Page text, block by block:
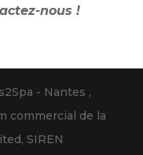
nous !
- Nantes ,
commercial de la
SIREN